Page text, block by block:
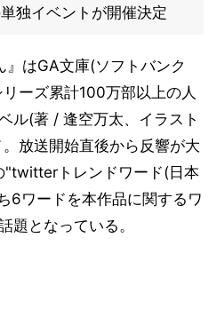
独イベントが開催決定
』はGA文庫(ソフトバンク
ーズ累計100万部以上の人
ル(著 / 逢空万太、イラスト
放送開始直後から反響が大
"twitterトレンドワード(日本
6ワードを本作品に関するワ
題となっている。